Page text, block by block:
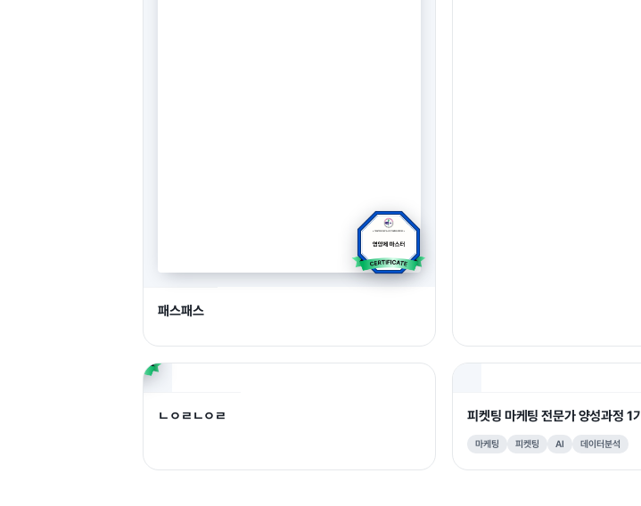
패스패스
ㄴㅇㄹㄴㅇㄹ 피켓팅 마케팅 전문가 양성과정 1기
마케팅 피켓팅 AI 데이터분석